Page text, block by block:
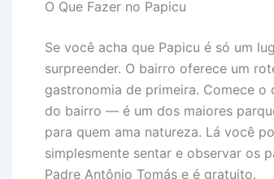
O Que Fazer no Papicu
Se você acha que Papicu é só um
surpreender. O bairro oferece um
gastronomia de primeira. Comece o
do bairro — é um dos maiores
para quem ama natureza. Lá você
simplesmente sentar e observar os
Padre Antônio Tomás e é gratuito.